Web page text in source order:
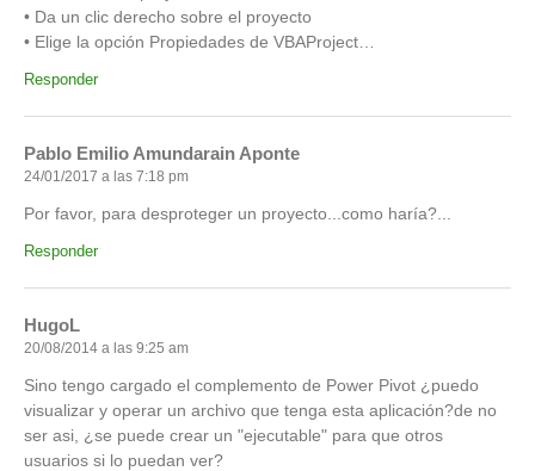
• Da un clic derecho sobre el proyecto
• Elige la opción Propiedades de VBAProject…
Responder
Pablo Emilio Amundarain Aponte
24/01/2017 a las 7:18 pm
Por favor, para desproteger un proyecto...como haría?...
Responder
HugoL
20/08/2014 a las 9:25 am
Sino tengo cargado el complemento de Power Pivot ¿puedo
visualizar y operar un archivo que tenga esta aplicación?de no
ser asi, ¿se puede crear un "ejecutable" para que otros
usuarios si lo puedan ver?